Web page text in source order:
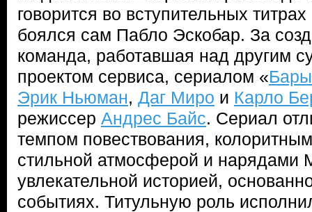
говорится во вступительных
боялся сам Пабло Эскобар. За
команда, работавшая над другим
проектом сервиса, сериалом «
Эрик Ньюман, Даг Миро и Карло
режиссер Андрес Байс. Сериал
темпом повествования,
стильной атмосферой и нарядами
увлекательной историей,
событиях. Титульную роль